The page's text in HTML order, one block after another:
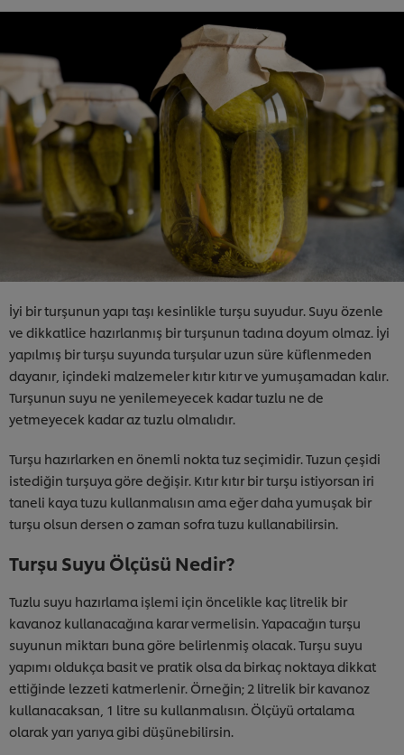
İyi bir turşunun yapı taşı kesinlikle turşu suyudur. Suyu özenle
ve dikkatlice hazırlanmış bir turşunun tadına doyum olmaz. İyi
yapılmış bir turşu suyunda turşular uzun süre küflenmeden
dayanır, içindeki malzemeler kıtır kıtır ve yumuşamadan kalır.
Turşunun suyu ne yenilemeyecek kadar tuzlu ne de
yetmeyecek kadar az tuzlu olmalıdır.
Turşu hazırlarken en önemli nokta tuz seçimidir. Tuzun çeşidi
istediğin turşuya göre değişir. Kıtır kıtır bir turşu istiyorsan iri
taneli kaya tuzu kullanmalısın ama eğer daha yumuşak bir
turşu olsun dersen o zaman sofra tuzu kullanabilirsin.
Turşu Suyu Ölçüsü Nedir?
Tuzlu suyu hazırlama işlemi için öncelikle kaç litrelik bir
kavanoz kullanacağına karar vermelisin. Yapacağın turşu
suyunun miktarı buna göre belirlenmiş olacak. Turşu suyu
yapımı oldukça basit ve pratik olsa da birkaç noktaya dikkat
ettiğinde lezzeti katmerlenir. Örneğin; 2 litrelik bir kavanoz
kullanacaksan, 1 litre su kullanmalısın. Ölçüyü ortalama
olarak yarı yarıya gibi düşünebilirsin.